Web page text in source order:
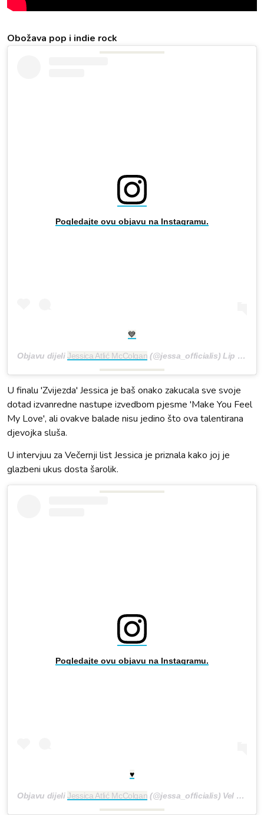
Obožava pop i indie rock
Pogledajte ovu objavu na Instagramu.
💙
Objavu dijeliJessica Atlić McColgan (@jessa_officialis)Lip 1, 2019 u 11:22 PDT
U finalu 'Zvijezda' Jessica je baš onako zakucala sve svoje
dotad izvanredne nastupe izvedbom pjesme 'Make You Feel
My Love', ali ovakve balade nisu jedino što ova talentirana
djevojka sluša.
U intervjuu za Večernji list Jessica je priznala kako joj je
glazbeni ukus dosta šarolik.
Pogledajte ovu objavu na Instagramu.
♥️
Objavu dijeliJessica Atlić McColgan (@jessa_officialis) Vel 17, 2019 u 8:06 PST